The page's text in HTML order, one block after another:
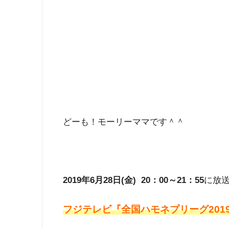
どーも！モーリーママです＾＾
2019年6月28日(金) 20：00～21：55に放
フジテレビ『全国ハモネプリーグ